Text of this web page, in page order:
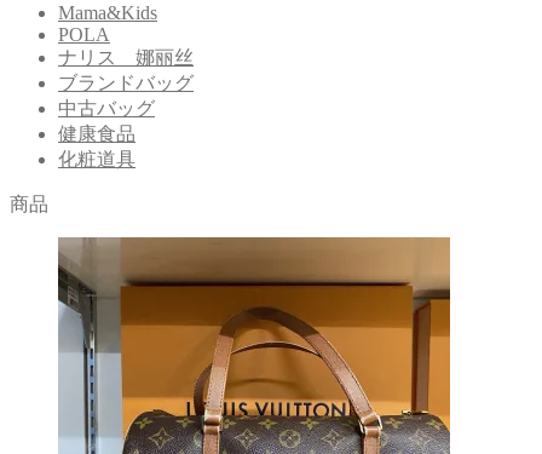
Mama&Kids
POLA
ナリス 娜丽丝
ブランドバッグ
中古バッグ
健康食品
化粧道具
商品